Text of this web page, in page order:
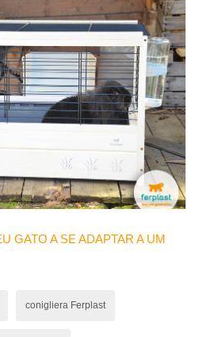
GATO A SE ADAPTAR A UM
conigliera Ferplast